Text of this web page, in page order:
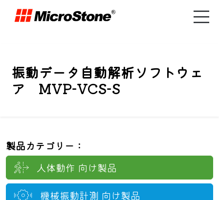
振動データ自動解析ソフトウェ
ア MVP-VCS-S
製品カテゴリー：
人体動作 向け製品
機械振動計測 向け製品